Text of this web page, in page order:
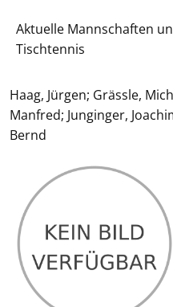
FUSSBALL
GYMNASTIK
TISCHTENNIS
BOGENSCHIESSEN
Aktuelle Mannschaften
Tischtennis
Haag, Jürgen; Grässle,
Manfred; Junginger,
Bernd